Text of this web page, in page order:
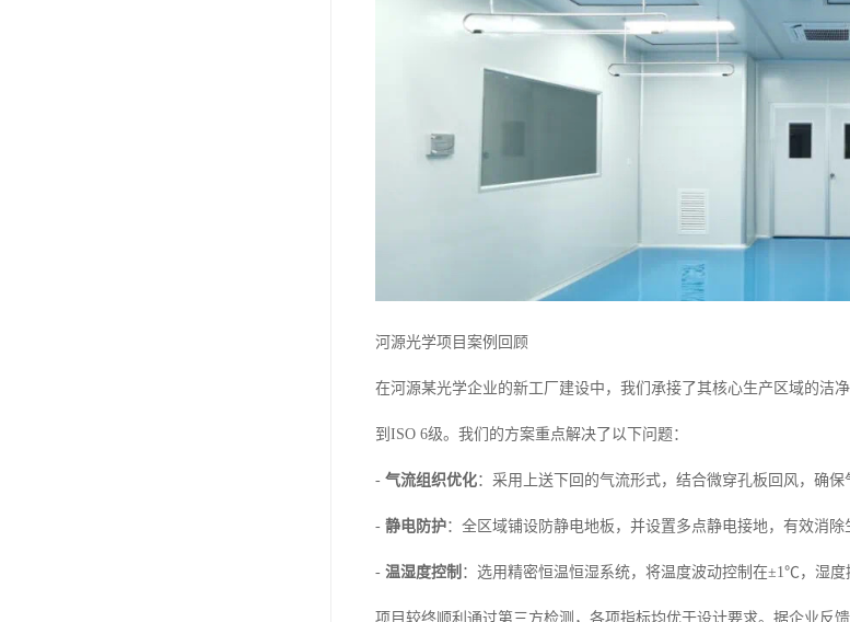
河源光学项目案例回顾
在河源某光学企业的新工厂建设中，我们承接了其核心生产区域的洁
到ISO 6级。我们的方案重点解决了以下问题：
- 气流组织优化：采用上送下回的气流形式，结合微穿孔板回风，确保
- 静电防护：全区域铺设防静电地板，并设置多点静电接地，有效消除
- 温湿度控制 ：选用精密恒温恒湿系统，将温度波动控制在±1℃，湿度
项目较终顺利通过第三方检测，各项指标均优于设计要求。据企业反